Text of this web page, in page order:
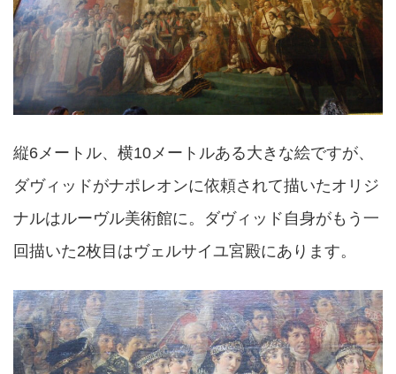
縦6メートル、横10メートルある大きな絵ですが、
ダヴィッドがナポレオンに依頼されて描いたオリジ
ナルはルーヴル美術館に。ダヴィッド自身がもう一
回描いた2枚目はヴェルサイユ宮殿にあります。